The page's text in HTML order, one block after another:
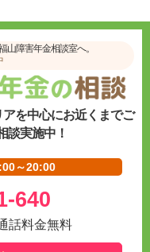
山障害年金相談室へ。
を中心にお近くまでご
談実施中！
～20:00
640
話料金無料